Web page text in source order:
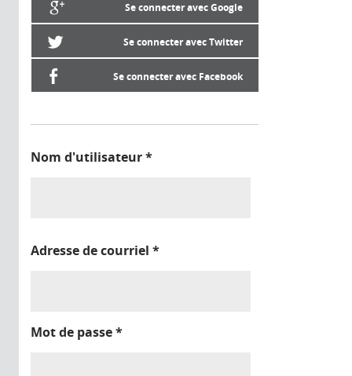
Se connecter avec Google
Se connecter avec Twitter
Se connecter avec Facebook
Nom d'utilisateur*
Adresse de courriel *
Mot de passe*